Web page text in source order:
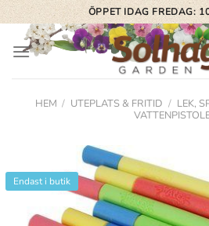
Skip
to
content
ÖPPET IDAG FREDAG:
HEM / UTEPLATS & FRITID / LEK,
Endast i butik